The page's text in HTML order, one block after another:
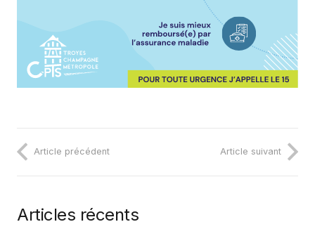
Article précédent Article suivant
Articles récents